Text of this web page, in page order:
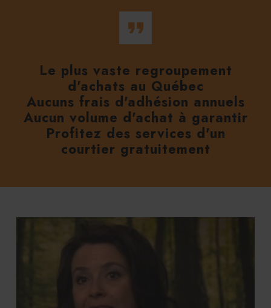
Le plus vaste regroupement
d'achats au Québec
Aucuns frais d'adhésion annuels
Aucun volume d'achat à garantir
Profitez des services d'un
courtier gratuitement